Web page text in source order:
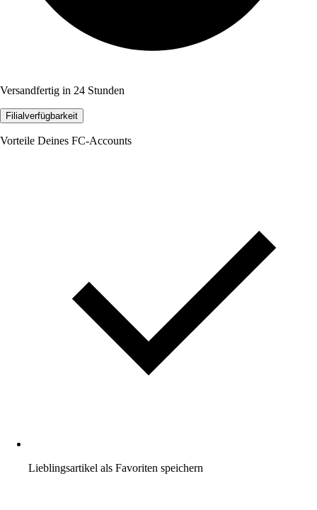
Versandfertig in 24 Stunden
Filialverfügbarkeit
Vorteile Deines FC-Accounts
Lieblingsartikel als Favoriten speichern